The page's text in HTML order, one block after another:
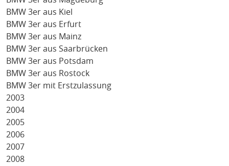
BMW 3er aus Kiel
BMW 3er aus Erfurt
BMW 3er aus Mainz
BMW 3er aus Saarbrücken
BMW 3er aus Potsdam
BMW 3er aus Rostock
BMW 3er mit Erstzulassung
2003
2004
2005
2006
2007
2008